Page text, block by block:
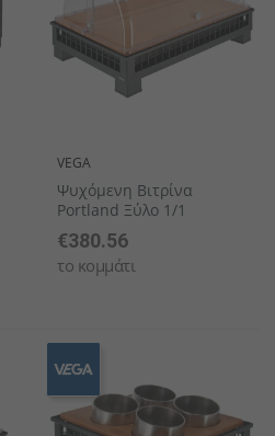
VEGA
Ψυχόμενη Βιτρίνα
Portland Ξύλο 1/1
€380.56
το κομμάτι